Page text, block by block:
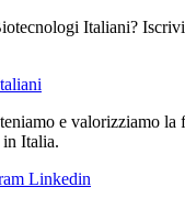
Italiani?
e valorizziamo la
Italia.
Linkedin